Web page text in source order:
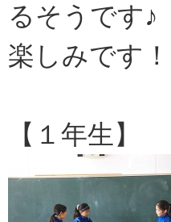
るそうです♪
楽しみです！
【１